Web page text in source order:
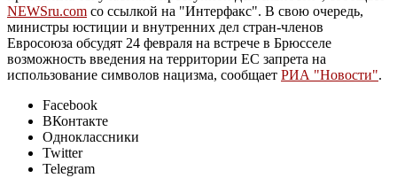
NEWSru.com со ссылкой на "Интерфакс". В свою очередь,
министры юстиции и внутренних дел стран-членов
Евросоюза обсудят 24 февраля на встрече в Брюсселе
возможность введения на территории ЕС запрета на
использование символов нацизма, сообщает РИА "Новости".
Facebook
ВКонтакте
Одноклассники
Twitter
Telegram